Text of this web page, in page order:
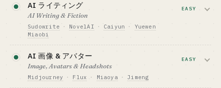
OSS の agent を使って垂直アプリを作るひと
りエンジニア
詳しく読む →
AI ライティング
AI Writing & Fiction
Sudowrite · NovelAI · Caiyun ·
Yuewen
Miaobi
です。英語領域は飽和気味ですが、中国
語のウェブ小説（CEO ロマンス、仙侠フ
ァンタジー、web3 題材）はまだ青い海
EASY
AI 画像 & アバター
Image, Avatars & Headshots
Midjourney · Flux · Miaoya · Jimeng
EASY